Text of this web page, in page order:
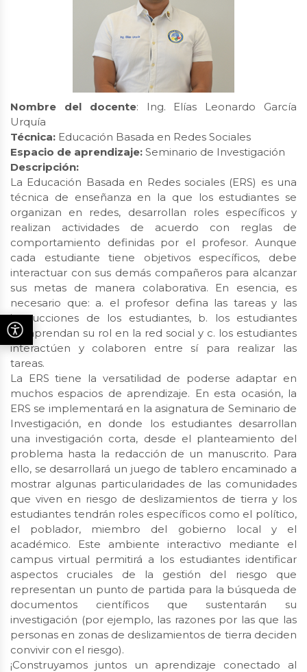
Nombre del docente: Ing. Elías Leonardo García
Urquía
Técnica: Educación Basada en Redes Sociales
Espacio de aprendizaje: Seminario de Investigación
Descripción:
La Educación Basada en Redes sociales (ERS) es una
técnica de enseñanza en la que los estudiantes se
organizan en redes, desarrollan roles específicos y
realizan actividades de acuerdo con reglas de
comportamiento definidas por el profesor. Aunque
cada estudiante tiene objetivos específicos, debe
interactuar con sus demás compañeros para alcanzar
sus metas de manera colaborativa. En esencia, es
necesario que: a. el profesor defina las tareas y las
instrucciones de los estudiantes, b. los estudiantes
comprendan su rol en la red social y c. los estudiantes
interactúen y colaboren entre sí para realizar las
tareas.
La ERS tiene la versatilidad de poderse adaptar en
muchos espacios de aprendizaje. En esta ocasión, la
ERS se implementará en la asignatura de Seminario de
Investigación, en donde los estudiantes desarrollan
una investigación corta, desde el planteamiento del
problema hasta la redacción de un manuscrito. Para
ello, se desarrollará un juego de tablero encaminado a
mostrar algunas particularidades de las comunidades
que viven en riesgo de deslizamientos de tierra y los
estudiantes tendrán roles específicos como el político,
el poblador, miembro del gobierno local y el
académico. Este ambiente interactivo mediante el
campus virtual permitirá a los estudiantes identificar
aspectos cruciales de la gestión del riesgo que
representan un punto de partida para la búsqueda de
documentos científicos que sustentarán su
investigación (por ejemplo, las razones por las que las
personas en zonas de deslizamientos de tierra deciden
convivir con el riesgo).
¡Construyamos juntos un aprendizaje conectado al